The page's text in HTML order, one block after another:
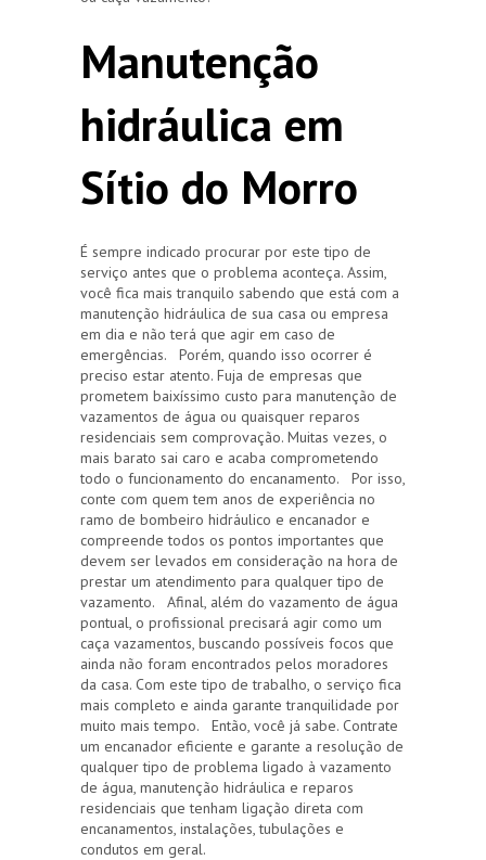
Manutenção
hidráulica em
Sítio do Morro
É sempre indicado procurar por este tipo de
serviço antes que o problema aconteça. Assim,
você fica mais tranquilo sabendo que está com a
manutenção hidráulica de sua casa ou empresa
em dia e não terá que agir em caso de
emergências. Porém, quando isso ocorrer é
preciso estar atento. Fuja de empresas que
prometem baixíssimo custo para manutenção de
vazamentos de água ou quaisquer reparos
residenciais sem comprovação. Muitas vezes, o
mais barato sai caro e acaba comprometendo
todo o funcionamento do encanamento. Por isso,
conte com quem tem anos de experiência no
ramo de bombeiro hidráulico e encanador e
compreende todos os pontos importantes que
devem ser levados em consideração na hora de
prestar um atendimento para qualquer tipo de
vazamento. Afinal, além do vazamento de água
pontual, o profissional precisará agir como um
caça vazamentos, buscando possíveis focos que
ainda não foram encontrados pelos moradores
da casa. Com este tipo de trabalho, o serviço fica
mais completo e ainda garante tranquilidade por
muito mais tempo. Então, você já sabe. Contrate
um encanador eficiente e garante a resolução de
qualquer tipo de problema ligado à vazamento
de água, manutenção hidráulica e reparos
residenciais que tenham ligação direta com
encanamentos, instalações, tubulações e
condutos em geral.